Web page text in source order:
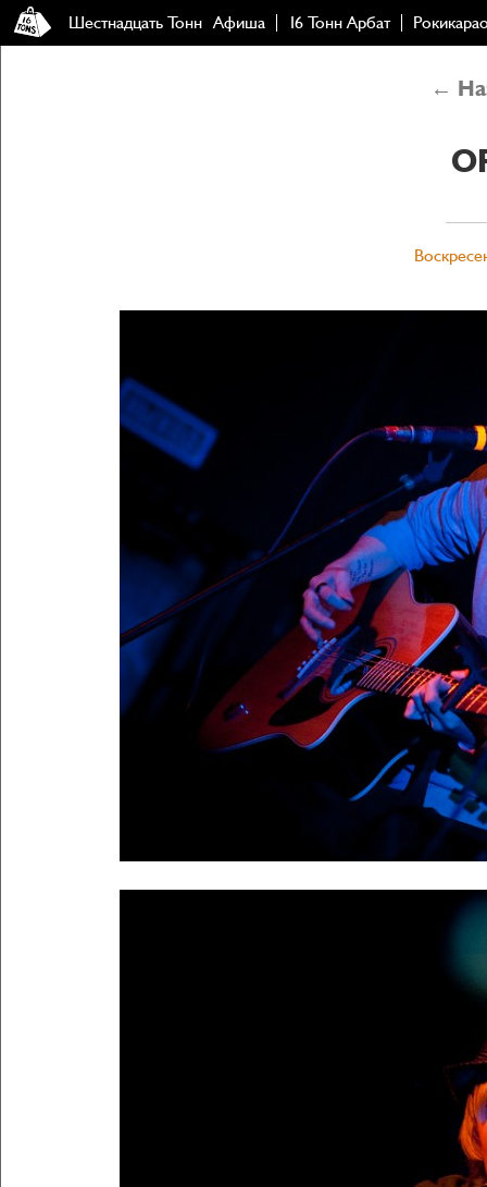
Шестнадцать Тонн Афиша 16 Тонн Арбат
←